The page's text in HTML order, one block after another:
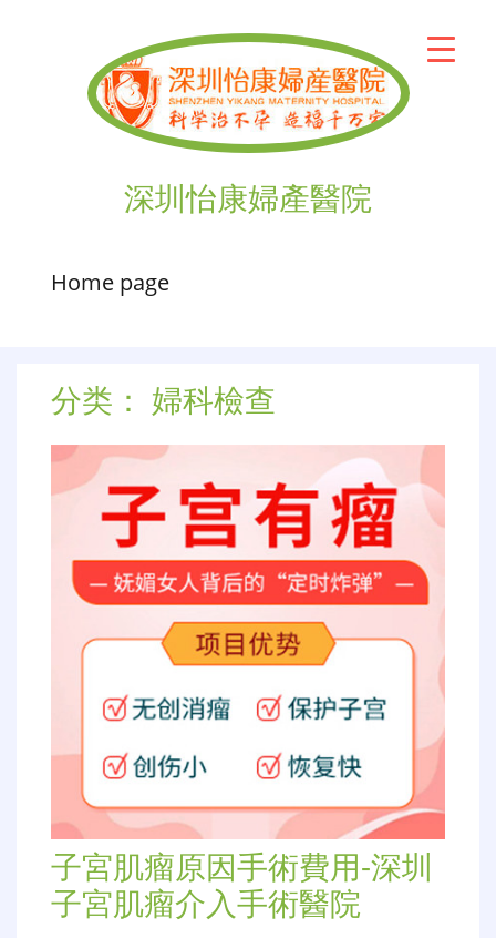
深圳怡康婦產醫院
Home page
分类： 婦科檢查
子宮肌瘤原因手術費用-深圳
子宮肌瘤介入手術醫院